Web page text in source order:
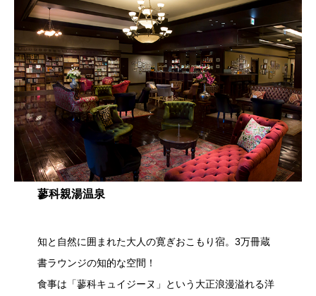
蓼科親湯温泉
知と自然に囲まれた大人の寛ぎおこもり宿。3万冊蔵
書ラウンジの知的な空間！
食事は「蓼科キュイジーヌ」という大正浪漫溢れる洋